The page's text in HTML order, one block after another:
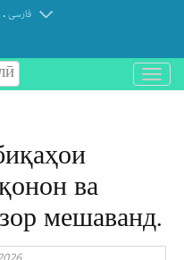
.فارسی
باز
و
ва
мешаванд.